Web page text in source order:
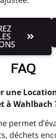
FAQ
une
à Wahlbach
permet
déchets